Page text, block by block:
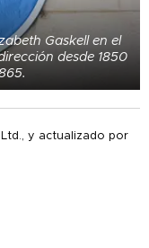
Gaskell en el
desde 1850
y actualizado por